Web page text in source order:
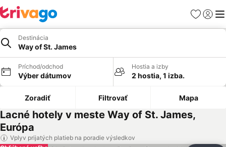
Obľúbené
Destinácia
Way of St. James
Príchod/odchod
Výber dátumov
Hostia a izby
2 hostia, 1 izba.
Zoradiť Filtrovať Mapa
Lacné hotely v meste Way of St. James,
Európa
Vplyv prijatých platieb na poradie výsledkov